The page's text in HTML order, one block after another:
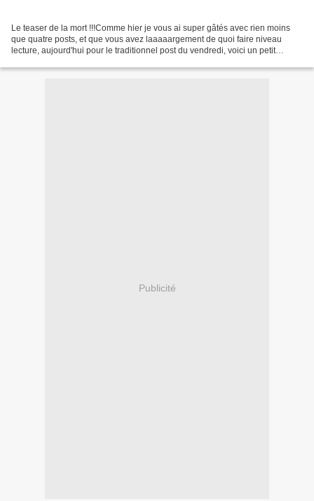
Le teaser de la mort !!!Comme hier je vous ai super gâtés avec rien moins
que quatre posts, et que vous avez laaaaargement de quoi faire niveau
lecture, aujourd'hui pour le traditionnel post du vendredi, voici un petit
Publicité